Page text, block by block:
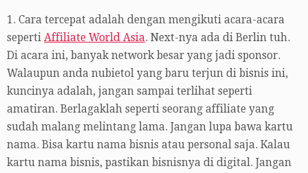
1. Cara tercepat adalah dengan mengikuti acara-acara
seperti Affiliate World Asia. Next-nya ada di Berlin tuh.
Di acara ini, banyak network besar yang jadi sponsor.
Walaupun anda nubietol yang baru terjun di bisnis ini,
kuncinya adalah, jangan sampai terlihat seperti
amatiran. Berlagaklah seperti seorang affiliate yang
sudah malang melintang lama. Jangan lupa bawa kartu
nama. Bisa kartu nama bisnis atau personal saja. Kalau
kartu nama bisnis, pastikan bisnisnya di digital. Jangan